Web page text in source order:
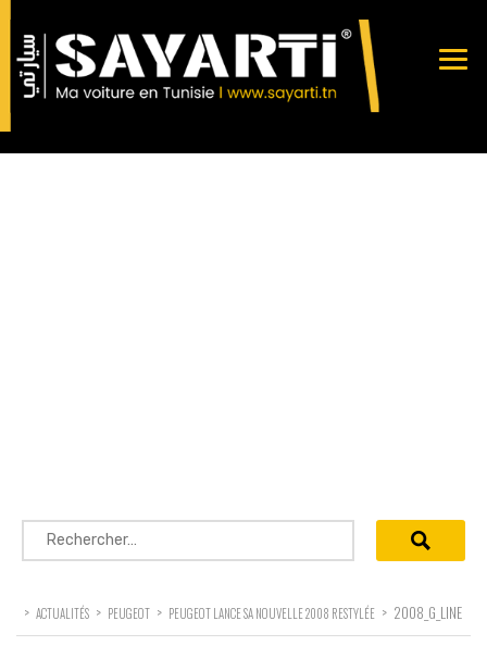
Rechercher :
> ACTUALITÉS > PEUGEOT > PEUGEOT LANCE SA NOUVELLE 2008 RESTYLÉE > 2008_G_LINE